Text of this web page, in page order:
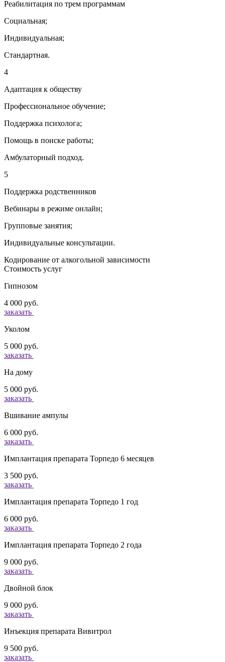
Реабилитация по трем программам
Социальная;
Индивидуальная;
Стандартная.
4
Адаптация к обществу
Профессиональное обучение;
Поддержка психолога;
Помощь в поиске работы;
Амбулаторный подход.
5
Поддержка родственников
Вебинары в режиме онлайн;
Групповые занятия;
Индивидуальные консультации.
Кодирование от алкогольной зависимости
Стоимость услуг
Гипнозом
4 000 руб.
заказать
Уколом
5 000 руб.
заказать
На дому
5 000 руб.
заказать
Вшивание ампулы
6 000 руб.
заказать
Имплантация препарата Торпедо 6 месяцев
3 500 руб.
заказать
Имплантация препарата Торпедо 1 год
6 000 руб.
заказать
Имплантация препарата Торпедо 2 года
9 000 руб.
заказать
Двойной блок
9 000 руб.
заказать
Инъекция препарата Вивитрол
9 500 руб.
заказать